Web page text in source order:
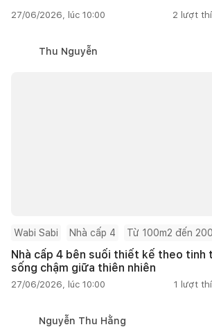
27/06/2026, lúc 10:00 2 lượt
Thu Nguyễn
Wabi Sabi Nhà cấp 4 Từ 100m2 đến
Nhà cấp 4 bên suối thiết kế theo tinh
sống chậm giữa thiên nhiên
27/06/2026, lúc 10:00 1 lượt
Nguyễn Thu Hằng